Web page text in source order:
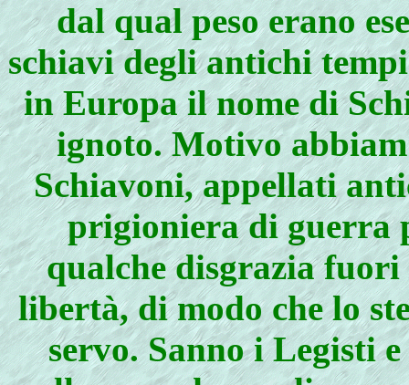
dal qual peso erano
schiavi degli antichi
in Europa il nome di
ignoto. Motivo
Schiavoni, appellati
prigioniera di guerra
qualche disgrazia fuori
libertà, di modo che lo
servo. Sanno i Legisti